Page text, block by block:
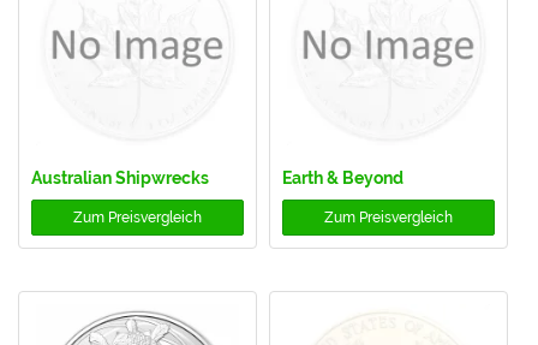
Australian Shipwrecks
Zum Preisvergleich
Earth & Beyond
Zum Preisvergleich